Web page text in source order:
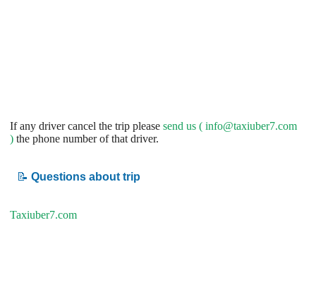
If any driver cancel the trip please send us ( info@taxiuber7.com
) the phone number of that driver.
📝 Questions about trip
Taxiuber7.com